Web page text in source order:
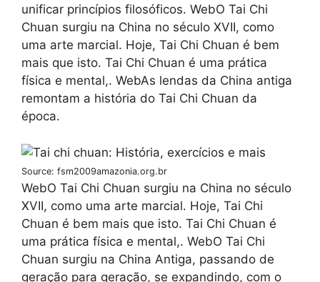
unificar princípios filosóficos. WebO Tai Chi
Chuan surgiu na China no século XVII, como
uma arte marcial. Hoje, Tai Chi Chuan é bem
mais que isto. Tai Chi Chuan é uma prática
física e mental,. WebAs lendas da China antiga
remontam a história do Tai Chi Chuan da
época.
Source: fsm2009amazonia.org.br
WebO Tai Chi Chuan surgiu na China no século
XVII, como uma arte marcial. Hoje, Tai Chi
Chuan é bem mais que isto. Tai Chi Chuan é
uma prática física e mental,. WebO Tai Chi
Chuan surgiu na China Antiga, passando de
geração para geração, se expandindo, com o